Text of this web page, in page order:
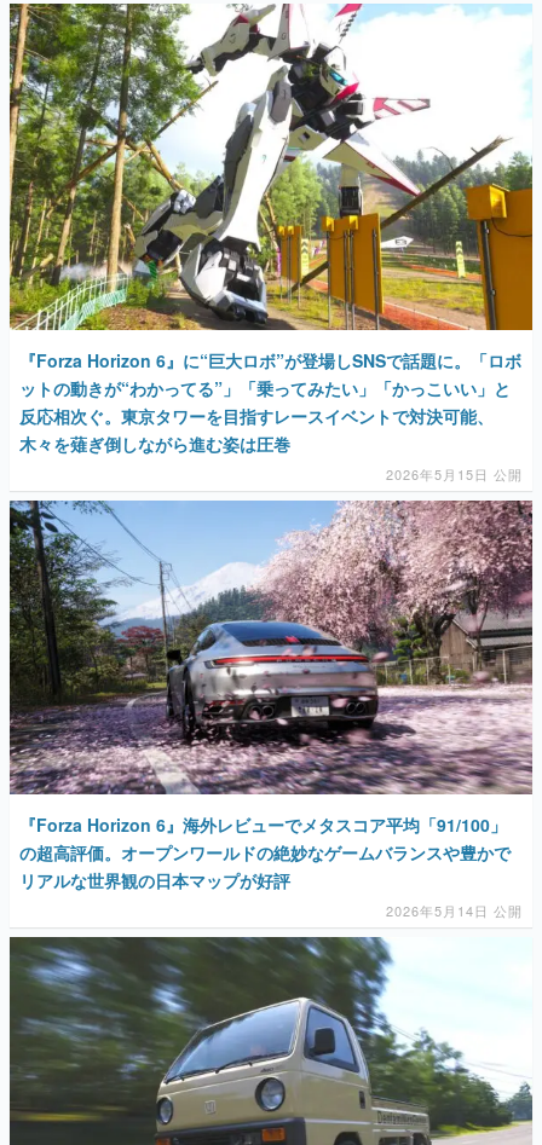
『Forza Horizon 6』に“巨大ロボ”が登場しSNSで話題に。「ロボ
ットの動きが“わかってる”」「乗ってみたい」「かっこいい」と
反応相次ぐ。東京タワーを目指すレースイベントで対決可能、
木々を薙ぎ倒しながら進む姿は圧巻
2026年5月15日 公開
『Forza Horizon 6』海外レビューでメタスコア平均「91/100」
の超高評価。オープンワールドの絶妙なゲームバランスや豊かで
リアルな世界観の日本マップが好評
2026年5月14日 公開